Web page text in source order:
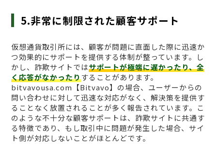
5.非常に制限された顧客サポート
仮想通貨取引所には、顧客が問題に直面した際に迅速か
つ効果的にサポートを提供する体制が整っています。し
かし、詐欺サイトではサポートが極端に遅かったり、全
く応答がなかったりすることがあります。
bitvavousa.com【Bitvavo】の場合、ユーザーからの
問い合わせに対して迅速な対応がなく、解決策を提供す
ることなく放置されることが多く報告されています。こ
のような不十分な顧客サポートは、詐欺サイトに共通す
る特徴であり、もし取引中に問題が発生した場合、サイ
ト側が対応しないことがほとんどです。